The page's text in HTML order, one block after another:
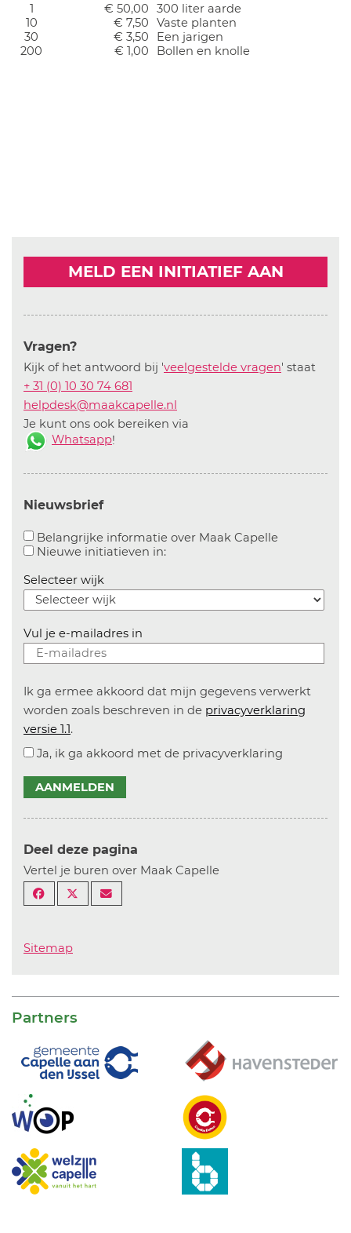
1
€ 50,00
300 liter aarde
10
€ 7,50
Vaste planten
30
€ 3,50
Een jarigen
200
€ 1,00 Bollen en knolle
MELD EEN INITIATIEF AAN
Vragen?
Kijk of het antwoord bij 'veelgestelde vragen' staat
+ 31 (0) 10 30 74 681
helpdesk@maakcapelle.nl
Je kunt ons ook bereiken via
Whatsapp!
Nieuwsbrief
Belangrijke informatie over Maak CapelleAanvinken
Nieuwe initiatieven in:Aanvinken om informatie over
Selecteer wijk
Vul je e-mailadres in
Ik ga ermee akkoord dat mijn gegevens verwerkt
worden zoals beschreven in de privacyverklaring
versie 1.1.
Ja, ik ga akkoord met de privacyverklaring
AANMELDEN
Deel deze pagina
Vertel je buren over Maak Capelle
Sitemap
Partners